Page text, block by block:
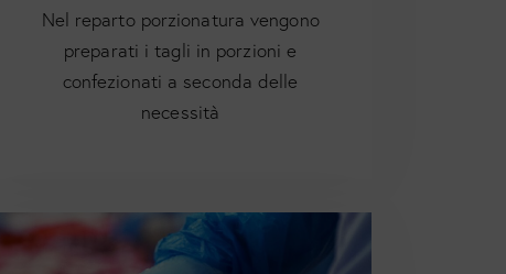
Nel reparto porzionatura vengono
preparati i tagli in porzioni e
confezionati a seconda delle
necessità